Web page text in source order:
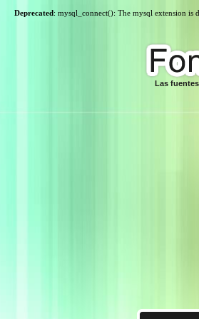
Deprecated: mysql_connect(): The mysql extension is
Las